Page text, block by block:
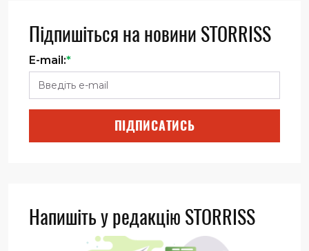
Підпишіться на новини STORRISS
E-mail:*
ПІДПИСАТИСЬ
Напишіть у редакцію STORRISS